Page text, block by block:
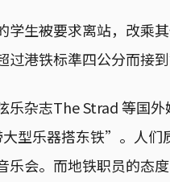
生被要求离站，改乘
港铁标準四公分而接
杂志The Strad 等国
型乐器搭东铁”。人们
会。而地铁职员的态